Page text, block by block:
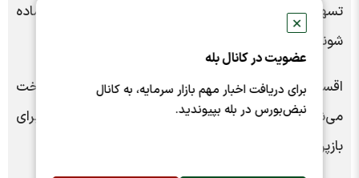
✕
عضویت در کانال بله
برای دریافت اخبار مهم بازار سرمایه، به کانال
نبض‌بورس در بله بپیوندید.
تسهیلات دریافتی برای بازپرداخت اقساط وام فوری آماده
شوند.
اقساط وام فوری معمولا با سود صفر تا ۲۳ درصد پرداخت
می‌شود و متقاضی گاهی تا ۶۰ ماه یعنی پنج سال برای
بازپرداخت اقساط فرصت دارد.